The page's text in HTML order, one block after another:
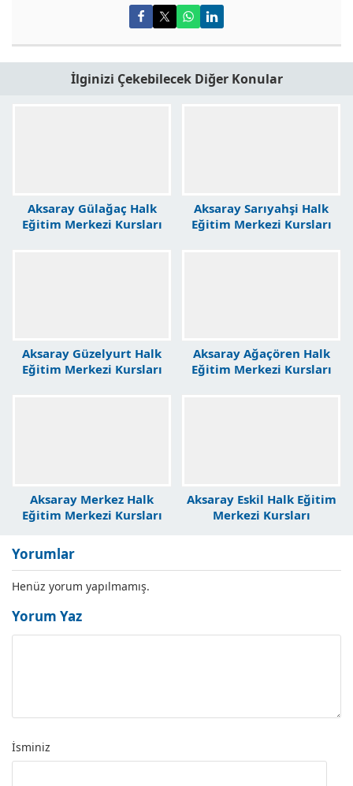
İlginizi Çekebilecek Diğer Konular
Aksaray Gülağaç Halk
Eğitim Merkezi Kursları
Aksaray Sarıyahşi Halk
Eğitim Merkezi Kursları
Aksaray Güzelyurt Halk
Eğitim Merkezi Kursları
Aksaray Ağaçören Halk
Eğitim Merkezi Kursları
Aksaray Merkez Halk
Eğitim Merkezi Kursları
Aksaray Eskil Halk Eğitim
Merkezi Kursları
Yorumlar
Henüz yorum yapılmamış.
Yorum Yaz
İsminiz